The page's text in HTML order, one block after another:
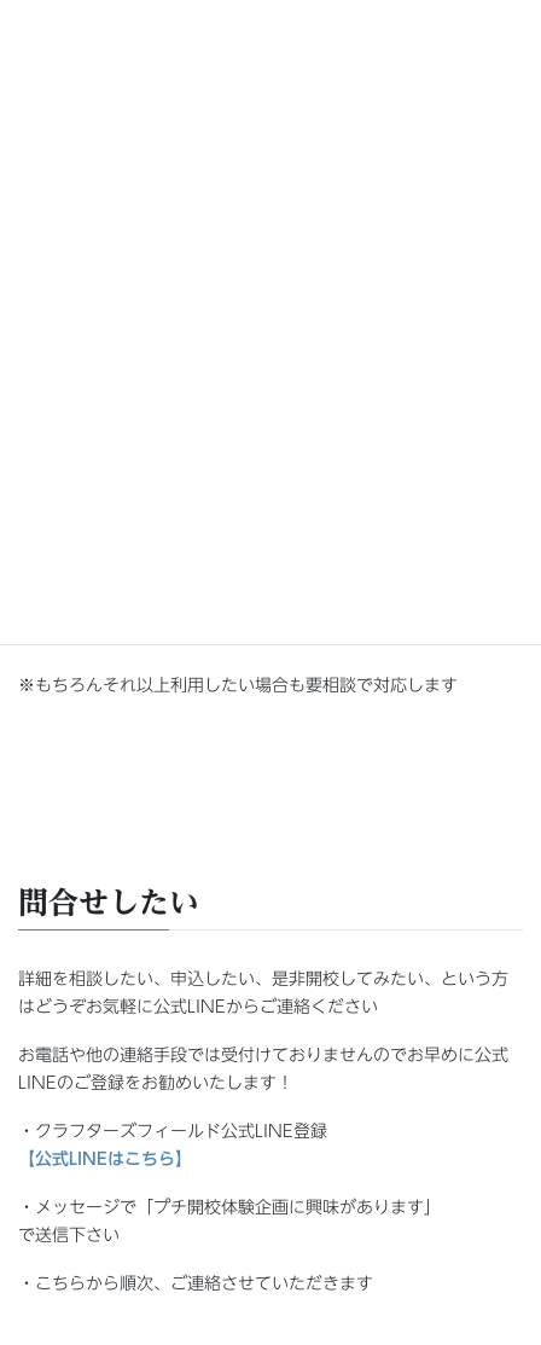
※もちろんそれ以上利用したい場合も要相談で対応します
問合せしたい
詳細を相談したい、申込したい、是非開校してみたい、という方
はどうぞお気軽に公式LINEからご連絡ください
お電話や他の連絡手段では受付けておりませんのでお早めに公式
LINEのご登録をお勧めいたします！
・クラフターズフィールド公式LINE登録
【公式LINEはこちら】
・メッセージで「プチ開校体験企画に興味があります」
で送信下さい
・こちらから順次、ご連絡させていただきます